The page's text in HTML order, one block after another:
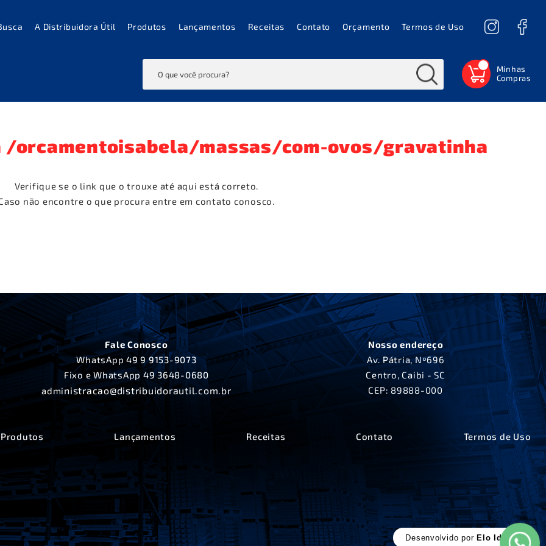
A Distribuidora Útil Produtos Lançamentos Receitas Contato Orçamento Termos de Uso
/orcamentoisabela/massas/com-ovos/gravatinha
Verifique se o link que o trouxe até aqui está correto.
não encontre o que procura entre em contato conosco.
Fale Conosco
WhatsApp49 9 9153-9073
Fixo e WhatsApp49 3648-0680
administracao@distribuidorautil.com.br
Nosso endereço
Av. Pátria, Nº696
Centro, Caibi - SC
CEP: 89888-000
Produtos Lançamentos Receitas Contato Termos de Uso
Desenvolvido por Elo Ideias